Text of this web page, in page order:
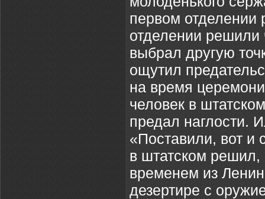
первом отделении
отделении решили
выбрал другую
ощутил
на время
человек в
предал наглости.
«Поставили, вот и
в штатском решил,
временем из
дезертире с